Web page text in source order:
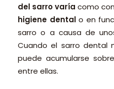
del sarro varía como
higiene dentalo en
sarro o a causa de
Cuando el sarro dental
puede acumularse
entre ellas.